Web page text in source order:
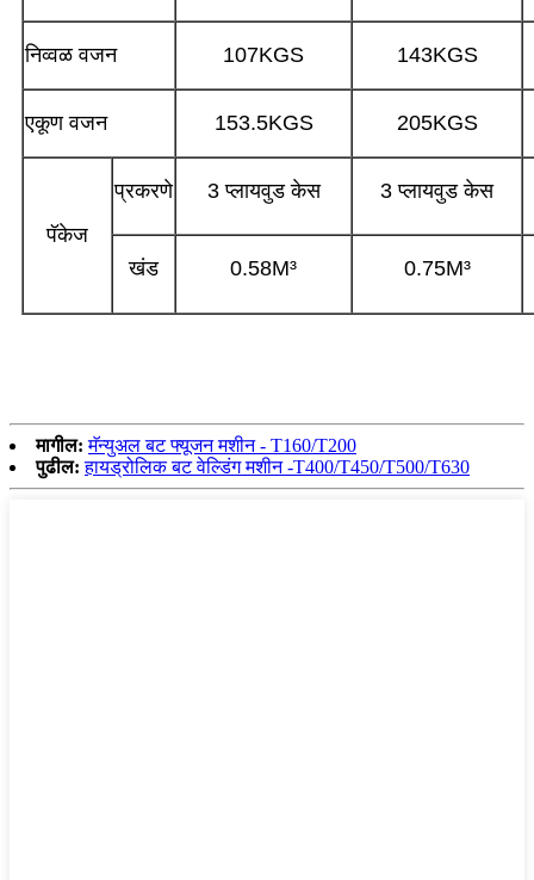
निव्वळ वजन 107KGS 143KGS
एकूण वजन 153.5KGS 205KGS
पॅकेज
प्रकरणे 3 प्लायवुड केस 3 प्लायवुड केस
खंड 0.58M³ 0.75M³
मागील: मॅन्युअल बट फ्यूजन मशीन - T160/T200
पुढील: हायड्रोलिक बट वेल्डिंग मशीन -T400/T450/T500/T630